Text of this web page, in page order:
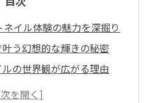
イル体験の魅力を深掘り
う幻想的な輝きの秘密
の世界観が広がる理由
トで実感する奥行きの美し